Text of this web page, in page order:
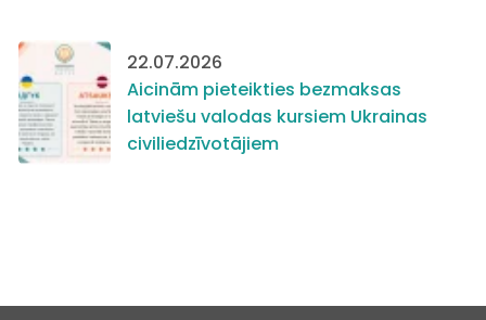
22.07.2026
Aicinām pieteikties bezmaksas
latviešu valodas kursiem Ukrainas
civiliedzīvotājiem